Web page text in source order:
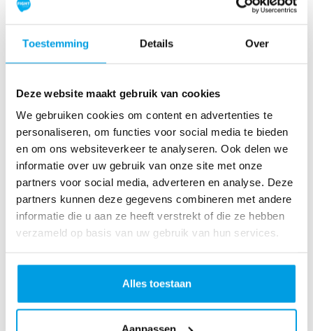
Toestemming Details Over
Deze website maakt gebruik van cookies
We gebruiken cookies om content en advertenties te
personaliseren, om functies voor social media te bieden
en om ons websiteverkeer te analyseren. Ook delen we
informatie over uw gebruik van onze site met onze
partners voor social media, adverteren en analyse. Deze
partners kunnen deze gegevens combineren met andere
informatie die u aan ze heeft verstrekt of die ze hebben
verzameld op basis van uw gebruik van hun services.
Alles toestaan
eerste
donatie
gedeeld op
geschreven
Profielfoto
toegevoegd
Streefbedra
g gehaald
Streefbedra
g hoger dan
€500